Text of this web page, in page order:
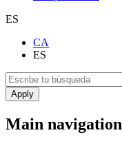
ES
CA
ES
Main navigation